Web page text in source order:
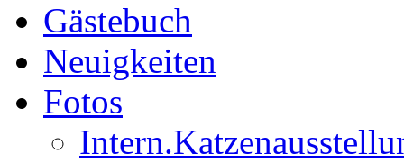
Gästebuch
Neuigkeiten
Fotos